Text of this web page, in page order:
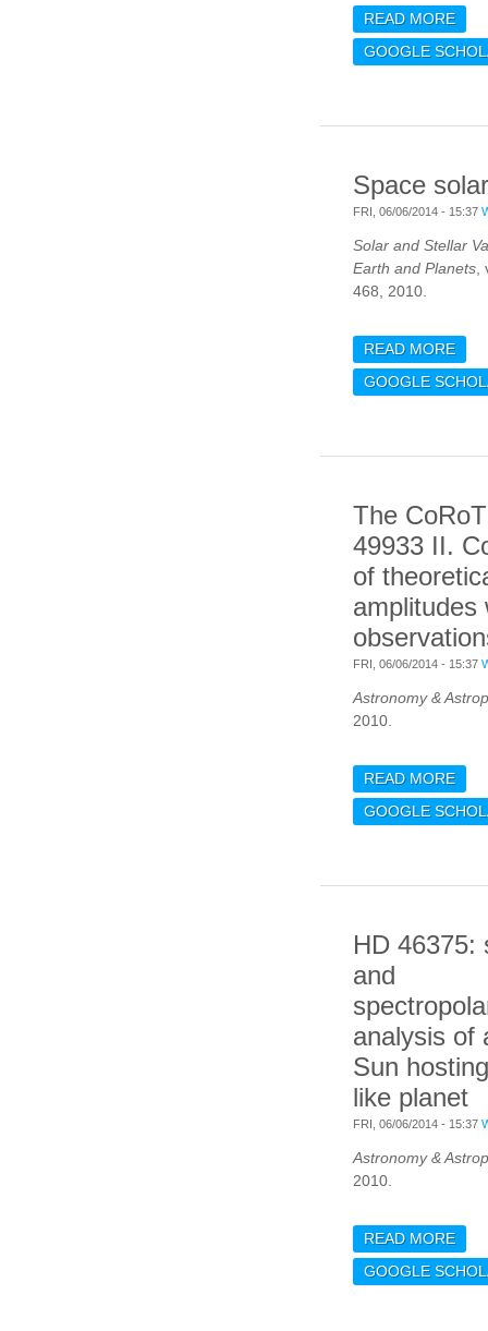
READ MORE
GOOGLE
Space
FRI, 06/06/2014 - 15:37
Solar and Stellar
Earth and Planets,
468, 2010.
READ MORE
GOOGLE
The
49933 II.
of
amplitudes
FRI, 06/06/2014 - 15:37
Astronomy &
2010.
READ MORE
GOOGLE
HD 46375:
and
analysis of
Sun
like planet
FRI, 06/06/2014 - 15:37
Astronomy &
2010.
READ MORE
GOOGLE